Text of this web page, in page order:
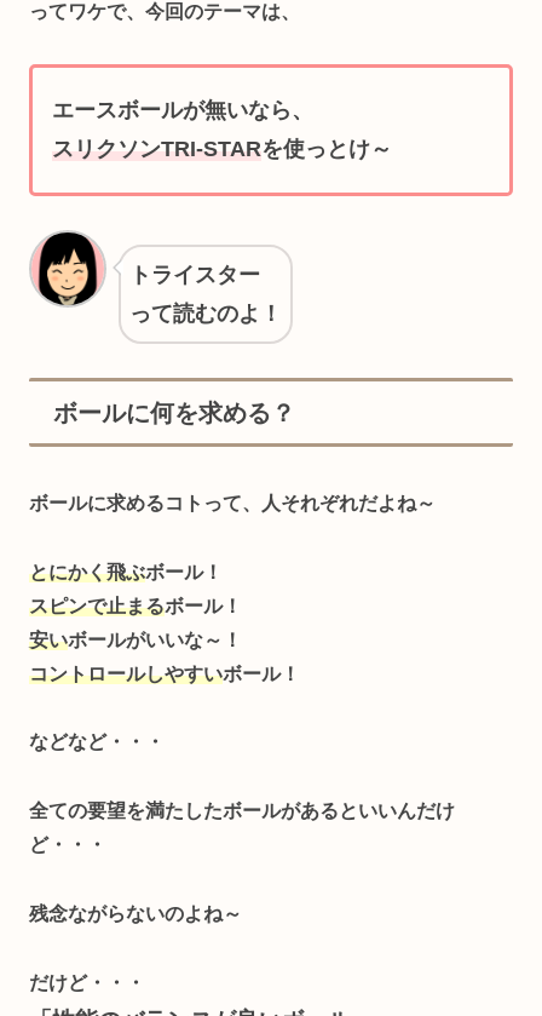
ってワケで、今回のテーマは、
エースボールが無いなら、
スリクソンTRI-STARを使っとけ～
トライスター
って読むのよ！
ボールに何を求める？
ボールに求めるコトって、 人それぞれだよね～
とにかく飛ぶボール！
スピンで止まるボール！
安いボールがいいな～！
コントロールしやすいボール！
などなど・・・
全ての要望を満たしたボールがあるといいんだけ
ど・・・
残念ながらないのよね～
だけど・・・